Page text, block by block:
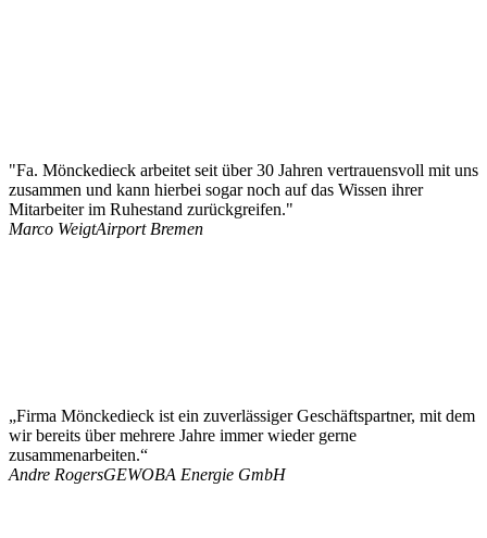
"Fa. Mönckedieck arbeitet seit über 30 Jahren vertrauensvoll mit uns
zusammen und kann hierbei sogar noch auf das Wissen ihrer
Mitarbeiter im Ruhestand zurückgreifen."
Marco WeigtAirport Bremen
„Firma Mönckedieck ist ein zuverlässiger Geschäftspartner, mit dem
wir bereits über mehrere Jahre immer wieder gerne
zusammenarbeiten.“
Andre RogersGEWOBA Energie GmbH